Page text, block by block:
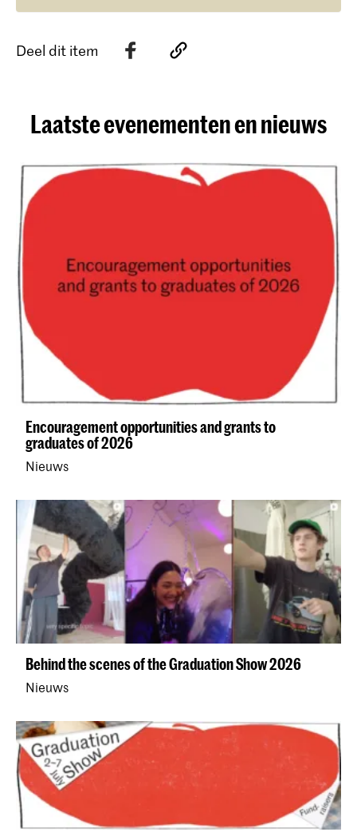
Deel dit item
Laatste evenementen en nieuws
Encouragement opportunities and grants to
graduates of 2026
Nieuws
Behind the scenes of the Graduation Show 2026
Nieuws